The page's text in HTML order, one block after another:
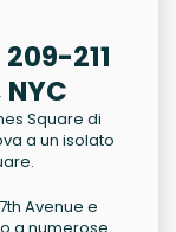
211
Square di
a un isolato
Avenue e